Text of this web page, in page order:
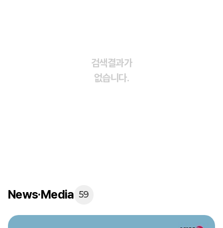
검색결과가
없습니다.
News·Media 59